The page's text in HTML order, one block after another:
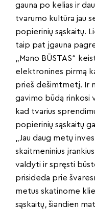
gauna po kelias ir
tvarumo kultūra jau
popierinių sąskaitų.
taip pat įgauna
„Mano BŪSTAS“
elektronines pirmą
prieš dešimtmetį. Ir
gavimo būdą rinkosi
kad tvarius
popierinių sąskaitų
„Jau daug metų
skaitmeninius
valdyti ir spręsti
prisideda prie
metus skatinome
sąskaitų, šiandien